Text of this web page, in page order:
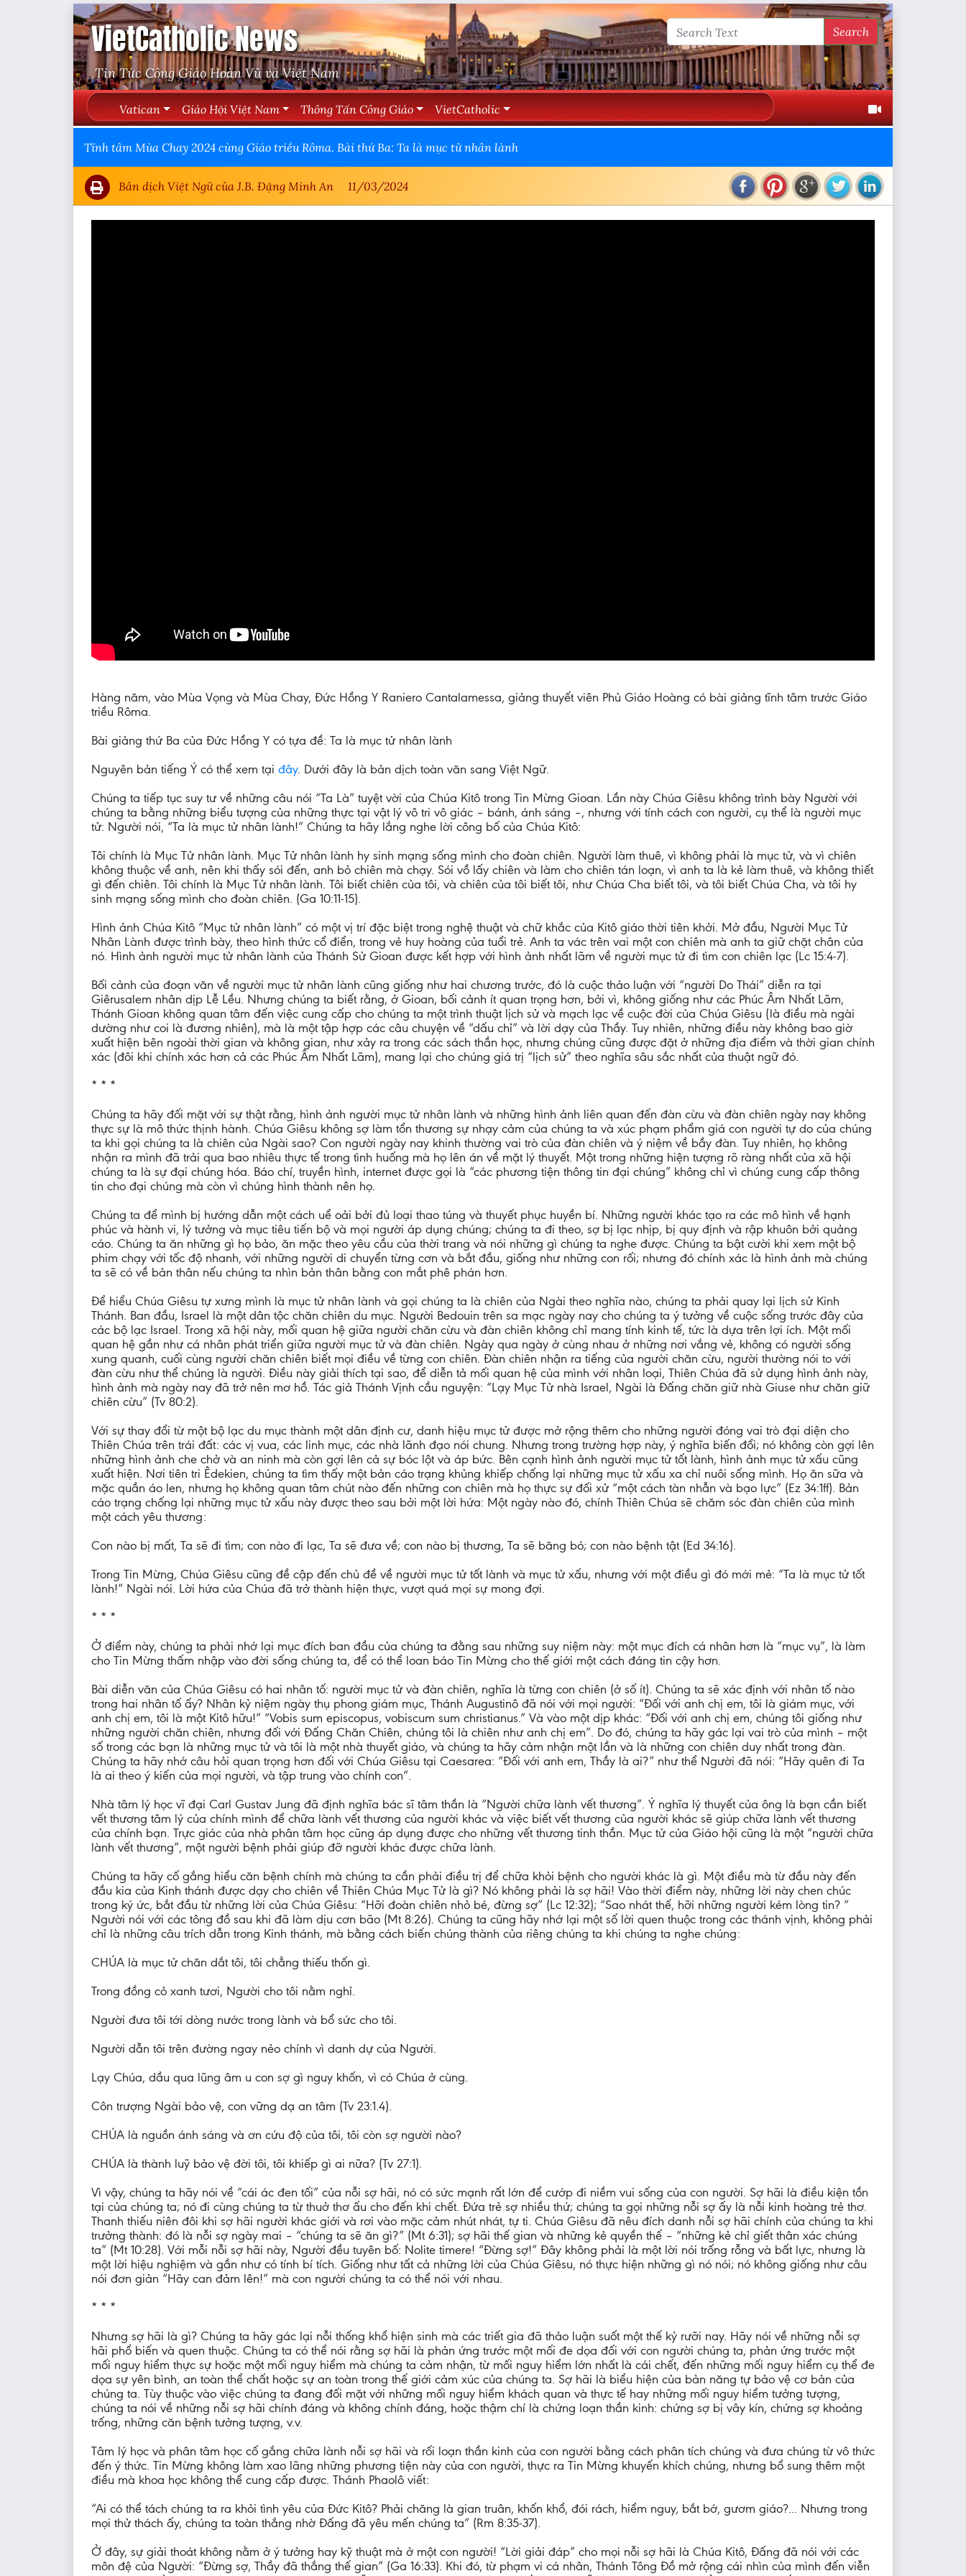
VietCatholic News
Tin Tức Công Giáo Hoàn Vũ và Việt Nam
Search
Vatican Giáo Hội Việt Nam Thông Tấn Công Giáo VietCatholic
Tĩnh tâm Mùa Chay 2024 cùng Giáo triều Rôma. Bài thứ Ba: Ta là mục tử nhân lành
Bản dịch Việt Ngữ của J.B. Đặng Minh An 11/03/2024
Hàng năm, vào Mùa Vọng và Mùa Chay, Đức Hồng Y Raniero Cantalamessa, giảng thuyết viên Phủ Giáo Hoàng có bài giảng tĩnh tâm trước Giáo
triều Rôma.
Bài giảng thứ Ba của Đức Hồng Y có tựa đề: Ta là mục tử nhân lành
Nguyên bản tiếng Ý có thể xem tại đây. Dưới đây là bản dịch toàn văn sang Việt Ngữ.
Chúng ta tiếp tục suy tư về những câu nói “Ta Là” tuyệt vời của Chúa Kitô trong Tin Mừng Gioan. Lần này Chúa Giêsu không trình bày Người với
chúng ta bằng những biểu tượng của những thực tại vật lý vô tri vô giác – bánh, ánh sáng –, nhưng với tính cách con người, cụ thể là người mục
tử: Người nói, “Ta là mục tử nhân lành!” Chúng ta hãy lắng nghe lời công bố của Chúa Kitô:
Tôi chính là Mục Tử nhân lành. Mục Tử nhân lành hy sinh mạng sống mình cho đoàn chiên. Người làm thuê, vì không phải là mục tử, và vì chiên
không thuộc về anh, nên khi thấy sói đến, anh bỏ chiên mà chạy. Sói vồ lấy chiên và làm cho chiên tán loạn, vì anh ta là kẻ làm thuê, và không thiết
gì đến chiên. Tôi chính là Mục Tử nhân lành. Tôi biết chiên của tôi, và chiên của tôi biết tôi, như Chúa Cha biết tôi, và tôi biết Chúa Cha, và tôi hy
sinh mạng sống mình cho đoàn chiên. (Ga 10:11-15).
Hình ảnh Chúa Kitô “Mục tử nhân lành” có một vị trí đặc biệt trong nghệ thuật và chữ khắc của Kitô giáo thời tiên khởi. Mở đầu, Người Mục Tử
Nhân Lành được trình bày, theo hình thức cổ điển, trong vẻ huy hoàng của tuổi trẻ. Anh ta vác trên vai một con chiên mà anh ta giữ chặt chân của
nó. Hình ảnh người mục tử nhân lành của Thánh Sử Gioan được kết hợp với hình ảnh nhất lãm về người mục tử đi tìm con chiên lạc (Lc 15:4-7).
Bối cảnh của đoạn văn về người mục tử nhân lành cũng giống như hai chương trước, đó là cuộc thảo luận với “người Do Thái” diễn ra tại
Giêrusalem nhân dịp Lễ Lều. Nhưng chúng ta biết rằng, ở Gioan, bối cảnh ít quan trọng hơn, bởi vì, không giống như các Phúc Âm Nhất Lãm,
Thánh Gioan không quan tâm đến việc cung cấp cho chúng ta một trình thuật lịch sử và mạch lạc về cuộc đời của Chúa Giêsu (là điều mà ngài
dường như coi là đương nhiên), mà là một tập hợp các câu chuyện về “dấu chỉ” và lời dạy của Thầy. Tuy nhiên, những điều này không bao giờ
xuất hiện bên ngoài thời gian và không gian, như xảy ra trong các sách thần học, nhưng chúng cũng được đặt ở những địa điểm và thời gian chính
xác (đôi khi chính xác hơn cả các Phúc Âm Nhất Lãm), mang lại cho chúng giá trị “lịch sử” theo nghĩa sâu sắc nhất của thuật ngữ đó.
* * *
Chúng ta hãy đối mặt với sự thật rằng, hình ảnh người mục tử nhân lành và những hình ảnh liên quan đến đàn cừu và đàn chiên ngày nay không
thực sự là mô thức thịnh hành. Chúa Giêsu không sợ làm tổn thương sự nhạy cảm của chúng ta và xúc phạm phẩm giá con người tự do của chúng
ta khi gọi chúng ta là chiên của Ngài sao? Con người ngày nay khinh thường vai trò của đàn chiên và ý niệm về bầy đàn. Tuy nhiên, họ không
nhận ra mình đã trải qua bao nhiêu thực tế trong tình huống mà họ lên án về mặt lý thuyết. Một trong những hiện tượng rõ ràng nhất của xã hội
chúng ta là sự đại chúng hóa. Báo chí, truyền hình, internet được gọi là “các phương tiện thông tin đại chúng” không chỉ vì chúng cung cấp thông
tin cho đại chúng mà còn vì chúng hình thành nên họ.
Chúng ta để mình bị hướng dẫn một cách uể oải bởi đủ loại thao túng và thuyết phục huyền bí. Những người khác tạo ra các mô hình về hạnh
phúc và hành vi, lý tưởng và mục tiêu tiến bộ và mọi người áp dụng chúng; chúng ta đi theo, sợ bị lạc nhịp, bị quy định và rập khuôn bởi quảng
cáo. Chúng ta ăn những gì họ bảo, ăn mặc theo yêu cầu của thời trang và nói những gì chúng ta nghe được. Chúng ta bật cười khi xem một bộ
phim chạy với tốc độ nhanh, với những người di chuyển từng cơn và bắt đầu, giống như những con rối; nhưng đó chính xác là hình ảnh mà chúng
ta sẽ có về bản thân nếu chúng ta nhìn bản thân bằng con mắt phê phán hơn.
Để hiểu Chúa Giêsu tự xưng mình là mục tử nhân lành và gọi chúng ta là chiên của Ngài theo nghĩa nào, chúng ta phải quay lại lịch sử Kinh
Thánh. Ban đầu, Israel là một dân tộc chăn chiên du mục. Người Bedouin trên sa mạc ngày nay cho chúng ta ý tưởng về cuộc sống trước đây của
các bộ lạc Israel. Trong xã hội này, mối quan hệ giữa người chăn cừu và đàn chiên không chỉ mang tính kinh tế, tức là dựa trên lợi ích. Một mối
quan hệ gần như cá nhân phát triển giữa người mục tử và đàn chiên. Ngày qua ngày ở cùng nhau ở những nơi vắng vẻ, không có người sống
xung quanh, cuối cùng người chăn chiên biết mọi điều về từng con chiên. Đàn chiên nhận ra tiếng của người chăn cừu, người thường nói to với
đàn cừu như thể chúng là người. Điều này giải thích tại sao, để diễn tả mối quan hệ của mình với nhân loại, Thiên Chúa đã sử dụng hình ảnh này,
hình ảnh mà ngày nay đã trở nên mơ hồ. Tác giả Thánh Vịnh cầu nguyện: “Lạy Mục Tử nhà Israel, Ngài là Đấng chăn giữ nhà Giuse như chăn giữ
chiên cừu” (Tv 80:2).
Với sự thay đổi từ một bộ lạc du mục thành một dân định cư, danh hiệu mục tử được mở rộng thêm cho những người đóng vai trò đại diện cho
Thiên Chúa trên trái đất: các vị vua, các linh mục, các nhà lãnh đạo nói chung. Nhưng trong trường hợp này, ý nghĩa biến đổi; nó không còn gợi lên
những hình ảnh che chở và an ninh mà còn gợi lên cả sự bóc lột và áp bức. Bên cạnh hình ảnh người mục tử tốt lành, hình ảnh mục tử xấu cũng
xuất hiện. Nơi tiên tri Êdekien, chúng ta tìm thấy một bản cáo trạng khủng khiếp chống lại những mục tử xấu xa chỉ nuôi sống mình. Họ ăn sữa và
mặc quần áo len, nhưng họ không quan tâm chút nào đến những con chiên mà họ thực sự đối xử “một cách tàn nhẫn và bạo lực” (Ez 34:1ff). Bản
cáo trạng chống lại những mục tử xấu này được theo sau bởi một lời hứa: Một ngày nào đó, chính Thiên Chúa sẽ chăm sóc đàn chiên của mình
một cách yêu thương:
Con nào bị mất, Ta sẽ đi tìm; con nào đi lạc, Ta sẽ đưa về; con nào bị thương, Ta sẽ băng bó; con nào bệnh tật (Ed 34:16).
Trong Tin Mừng, Chúa Giêsu cũng đề cập đến chủ đề về người mục tử tốt lành và mục tử xấu, nhưng với một điều gì đó mới mẻ: “Ta là mục tử tốt
lành!” Ngài nói. Lời hứa của Chúa đã trở thành hiện thực, vượt quá mọi sự mong đợi.
* * *
Ở điểm này, chúng ta phải nhớ lại mục đích ban đầu của chúng ta đằng sau những suy niệm này: một mục đích cá nhân hơn là “mục vụ”, là làm
cho Tin Mừng thấm nhập vào đời sống chúng ta, để có thể loan báo Tin Mừng cho thế giới một cách đáng tin cậy hơn.
Bài diễn văn của Chúa Giêsu có hai nhân tố: người mục tử và đàn chiên, nghĩa là từng con chiên (ở số ít). Chúng ta sẽ xác định với nhân tố nào
trong hai nhân tố ấy? Nhân kỷ niệm ngày thụ phong giám mục, Thánh Augustinô đã nói với mọi người: “Đối với anh chị em, tôi là giám mục, với
anh chị em, tôi là một Kitô hữu!” “Vobis sum episcopus, vobiscum sum christianus.” Và vào một dịp khác: “Đối với anh chị em, chúng tôi giống như
những người chăn chiên, nhưng đối với Đấng Chăn Chiên, chúng tôi là chiên như anh chị em”. Do đó, chúng ta hãy gác lại vai trò của mình – một
số trong các bạn là những mục tử và tôi là một nhà thuyết giáo, và chúng ta hãy cảm nhận một lần và là những con chiên duy nhất trong đàn.
Chúng ta hãy nhớ câu hỏi quan trọng hơn đối với Chúa Giêsu tại Caesarea: “Đối với anh em, Thầy là ai?” như thể Người đã nói: “Hãy quên đi Ta
là ai theo ý kiến của mọi người, và tập trung vào chính con”.
Nhà tâm lý học vĩ đại Carl Gustav Jung đã định nghĩa bác sĩ tâm thần là “Người chữa lành vết thương”. Ý nghĩa lý thuyết của ông là bạn cần biết
vết thương tâm lý của chính mình để chữa lành vết thương của người khác và việc biết vết thương của người khác sẽ giúp chữa lành vết thương
của chính bạn. Trực giác của nhà phân tâm học cũng áp dụng được cho những vết thương tinh thần. Mục tử của Giáo hội cũng là một “người chữa
lành vết thương”, một người bệnh phải giúp đỡ người khác được chữa lành.
Chúng ta hãy cố gắng hiểu căn bệnh chính mà chúng ta cần phải điều trị để chữa khỏi bệnh cho người khác là gì. Một điều mà từ đầu này đến
đầu kia của Kinh thánh được dạy cho chiên về Thiên Chúa Mục Tử là gì? Nó không phải là sợ hãi! Vào thời điểm này, những lời này chen chúc
trong ký ức, bắt đầu từ những lời của Chúa Giêsu: “Hỡi đoàn chiên nhỏ bé, đừng sợ” (Lc 12:32); “Sao nhát thế, hỡi những người kém lòng tin? “
Người nói với các tông đồ sau khi đã làm dịu cơn bão (Mt 8:26). Chúng ta cũng hãy nhớ lại một số lời quen thuộc trong các thánh vịnh, không phải
chỉ là những câu trích dẫn trong Kinh thánh, mà bằng cách biến chúng thành của riêng chúng ta khi chúng ta nghe chúng:
CHÚA là mục tử chăn dắt tôi, tôi chẳng thiếu thốn gì.
Trong đồng cỏ xanh tươi, Người cho tôi nằm nghỉ.
Người đưa tôi tới dòng nước trong lành và bổ sức cho tôi.
Người dẫn tôi trên đường ngay nẻo chính vì danh dự của Người.
Lạy Chúa, dầu qua lũng âm u con sợ gì nguy khốn, vì có Chúa ở cùng.
Côn trượng Ngài bảo vệ, con vững dạ an tâm (Tv 23:1.4).
CHÚA là nguồn ánh sáng và ơn cứu độ của tôi, tôi còn sợ người nào?
CHÚA là thành luỹ bảo vệ đời tôi, tôi khiếp gì ai nữa? (Tv 27:1).
Vì vậy, chúng ta hãy nói về “cái ác đen tối” của nỗi sợ hãi, nó có sức mạnh rất lớn để cướp đi niềm vui sống của con người. Sợ hãi là điều kiện tồn
tại của chúng ta; nó đi cùng chúng ta từ thuở thơ ấu cho đến khi chết. Đứa trẻ sợ nhiều thứ; chúng ta gọi những nỗi sợ ấy là nỗi kinh hoàng trẻ thơ.
Thanh thiếu niên đôi khi sợ hãi người khác giới và rơi vào mặc cảm nhút nhát, tự ti. Chúa Giêsu đã nêu đích danh nỗi sợ hãi chính của chúng ta khi
trưởng thành: đó là nỗi sợ ngày mai – “chúng ta sẽ ăn gì?” (Mt 6:31); sợ hãi thế gian và những kẻ quyền thế – “những kẻ chỉ giết thân xác chúng
ta” (Mt 10:28). Với mỗi nỗi sợ hãi này, Người đều tuyên bố: Nolite timere! “Đừng sợ!” Đây không phải là một lời nói trống rỗng và bất lực, nhưng là
một lời hiệu nghiệm và gần như có tính bí tích. Giống như tất cả những lời của Chúa Giêsu, nó thực hiện những gì nó nói; nó không giống như câu
nói đơn giản “Hãy can đảm lên!” mà con người chúng ta có thể nói với nhau.
* * *
Nhưng sợ hãi là gì? Chúng ta hãy gác lại nỗi thống khổ hiện sinh mà các triết gia đã thảo luận suốt một thế kỷ rưỡi nay. Hãy nói về những nỗi sợ
hãi phổ biến và quen thuộc. Chúng ta có thể nói rằng sợ hãi là phản ứng trước một mối đe dọa đối với con người chúng ta, phản ứng trước một
mối nguy hiểm thực sự hoặc một mối nguy hiểm mà chúng ta cảm nhận, từ mối nguy hiểm lớn nhất là cái chết, đến những mối nguy hiểm cụ thể đe
dọa sự yên bình, an toàn thể chất hoặc sự an toàn trong thế giới cảm xúc của chúng ta. Sợ hãi là biểu hiện của bản năng tự bảo vệ cơ bản của
chúng ta. Tùy thuộc vào việc chúng ta đang đối mặt với những mối nguy hiểm khách quan và thực tế hay những mối nguy hiểm tưởng tượng,
chúng ta nói về những nỗi sợ hãi chính đáng và không chính đáng, hoặc thậm chí là chứng loạn thần kinh: chứng sợ bị vây kín, chứng sợ khoảng
trống, những căn bệnh tưởng tượng, v.v.
Tâm lý học và phân tâm học cố gắng chữa lành nỗi sợ hãi và rối loạn thần kinh của con người bằng cách phân tích chúng và đưa chúng từ vô thức
đến ý thức. Tin Mừng không làm xao lãng những phương tiện này của con người, thực ra Tin Mừng khuyến khích chúng, nhưng bổ sung thêm một
điều mà khoa học không thể cung cấp được. Thánh Phaolô viết:
“Ai có thể tách chúng ta ra khỏi tình yêu của Đức Kitô? Phải chăng là gian truân, khốn khổ, đói rách, hiểm nguy, bắt bớ, gươm giáo?... Nhưng trong
mọi thử thách ấy, chúng ta toàn thắng nhờ Đấng đã yêu mến chúng ta” (Rm 8:35-37).
Ở đây, sự giải thoát không nằm ở ý tưởng hay kỹ thuật mà ở một con người! “Lời giải đáp” cho mọi nỗi sợ hãi là Chúa Kitô, Đấng đã nói với các
môn đệ của Người: “Đừng sợ, Thầy đã thắng thế gian” (Ga 16:33). Khi đó, từ phạm vi cá nhân, Thánh Tông Đồ mở rộng cái nhìn của mình đến viễn